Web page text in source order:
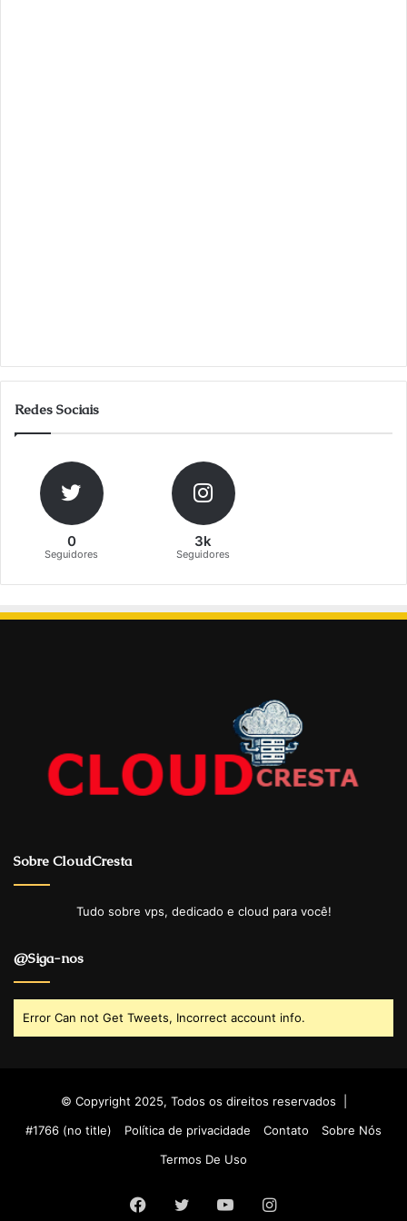
Redes Sociais
0
Seguidores
3k
Seguidores
Sobre CloudCresta
Tudo sobre vps, dedicado e cloud para você!
@Siga-nos
Error Can not Get Tweets, Incorrect account info.
© Copyright 2025, Todos os direitos reservados |
#1766 (no title)
Política de privacidade Contato
Sobre Nós
Termos De Uso
Facebook
Twitter YouTubeInstagram